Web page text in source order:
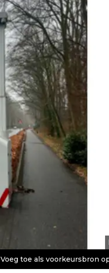
Voeg toe als voorkeursbron